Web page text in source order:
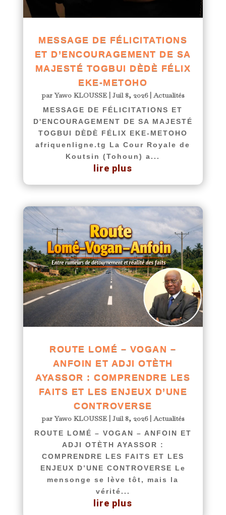
MESSAGE DE FÉLICITATIONS
ET D’ENCOURAGEMENT DE SA
MAJESTÉ TOGBUI DÈDÈ FÉLIX
EKE-METOHO
parYawo KLOUSSE| Juil 8, 2026|Actualités
MESSAGE DE FÉLICITATIONS ET
D'ENCOURAGEMENT DE SA MAJESTÉ
TOGBUI DÈDÈ FÉLIX EKE-METOHO
afriquenligne.tg La Cour Royale de
Koutsin (Tohoun) a...
lire plus
ROUTE LOMÉ – VOGAN –
ANFOIN ET ADJI OTÈTH
AYASSOR : COMPRENDRE LES
FAITS ET LES ENJEUX D’UNE
CONTROVERSE
parYawo KLOUSSE| Juil 8, 2026|Actualités
ROUTE LOMÉ – VOGAN – ANFOIN ET
ADJI OTÈTH AYASSOR :
COMPRENDRE LES FAITS ET LES
ENJEUX D’UNE CONTROVERSE Le
mensonge se lève tôt, mais la
vérité...
lire plus